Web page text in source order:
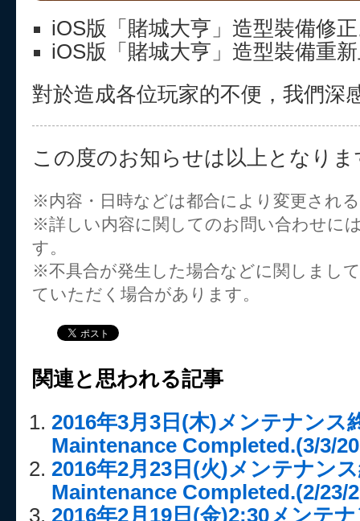
iOS版「賭城大亨」造型裝備修
iOS版「賭城大亨」造型裝備重
對於造成各位玩家的不便，我們深
この度のお知らせは以上となりま
※内容・日時などは都合により変更され
※詳しい内容に関してのお問い合わせに
す。
※不具合が発生した場合などに関しまし
ていただく場合があります。
関連と思われる記事
2016年3月3日(木)メンテナンス
Maintenance Completed.(3/3/
2016年2月23日(火)メンテナン
Maintenance Completed.(2/23/
2016年2月19日(金)2:30メンテ